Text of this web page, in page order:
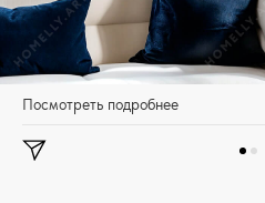
Посмотреть подробнее